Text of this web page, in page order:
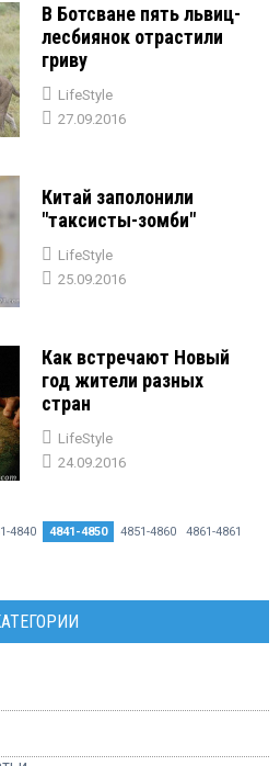
В Ботсване пять львиц-
лесбиянок отрастили
гриву
LifeStyle
27.09.2016
Китай заполонили
"таксисты-зомби"
LifeStyle
25.09.2016
Как встречают Новый
год жители разных
стран
LifeStyle
24.09.2016
4840 4841-4850 4851-4860 4861-4861